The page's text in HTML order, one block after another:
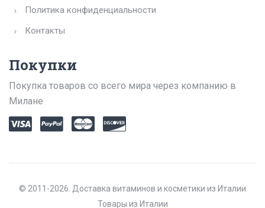
Политика конфиденциальности
Контакты
Покупки
Покупка товаров со всего мира через компанию в
Милане
© 2011-2026. Доставка витаминов и косметики из Италии
Товары из Италии